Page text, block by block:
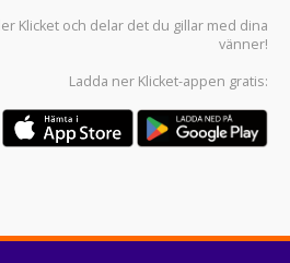
Klicket och delar det du gillar med dina
vänner!
Ladda ner Klicket-appen gratis: